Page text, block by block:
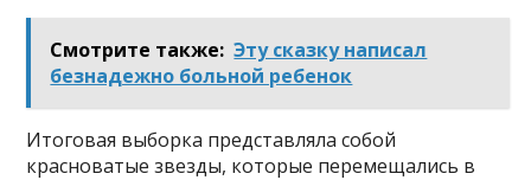
Смотрите также: Эту сказку написал
безнадежно больной ребенок
Итоговая выборка представляла собой
красноватые звезды, которые перемещались в